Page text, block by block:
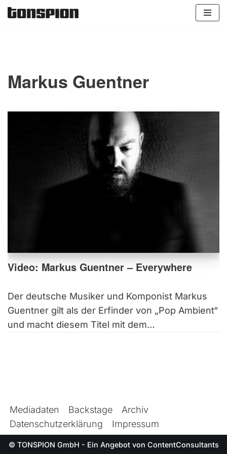
Markus Guentner
Video: Markus Guentner – Everywhere
Der deutsche Musiker und Komponist Markus
Guentner gilt als der Erfinder von „Pop Ambient“
und macht diesem Titel mit dem…
Mediadaten Backstage
Archiv
Datenschutzerklärung
Impressum
© TONSPION GmbH - Ein Angebot von ContentConsultants